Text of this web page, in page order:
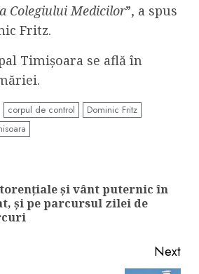
Colegiului Medicilor”, a spus
Fritz.
Timișoara se află în
corpul de control
Dominic Fritz
și vânt puternic în
și pe parcursul zilei de
Next